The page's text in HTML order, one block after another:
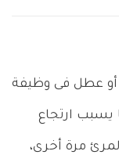
أو عطل فى وظيفة
يسبب ارتجاع
مرة أخرى،